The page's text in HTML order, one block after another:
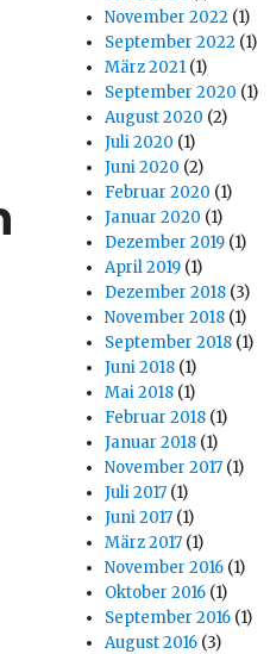
November 2022 (1)
September 2022 (1)
März 2021 (1)
September 2020 (1)
August 2020 (2)
Juli 2020 (1)
Juni 2020 (2)
Februar 2020 (1)
Januar 2020 (1)
Dezember 2019 (1)
April 2019 (1)
Dezember 2018 (3)
November 2018 (1)
September 2018 (1)
Juni 2018 (1)
Mai 2018 (1)
Februar 2018 (1)
Januar 2018 (1)
November 2017 (1)
Juli 2017 (1)
Juni 2017 (1)
März 2017 (1)
November 2016 (1)
Oktober 2016 (1)
September 2016 (1)
August 2016 (3)